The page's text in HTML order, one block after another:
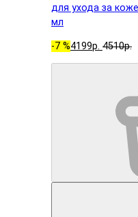
для ухода за
мл
-7 %4199р. 4510р.